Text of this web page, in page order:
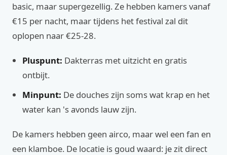
basic, maar supergezellig. Ze hebben kamers vanaf
€15 per nacht, maar tijdens het festival zal dit
oplopen naar €25-28.
Pluspunt: Dakterras met uitzicht en gratis
ontbijt.
Minpunt: De douches zijn soms wat krap en het
water kan 's avonds lauw zijn.
De kamers hebben geen airco, maar wel een fan en
een klamboe. De locatie is goud waard: je zit direct